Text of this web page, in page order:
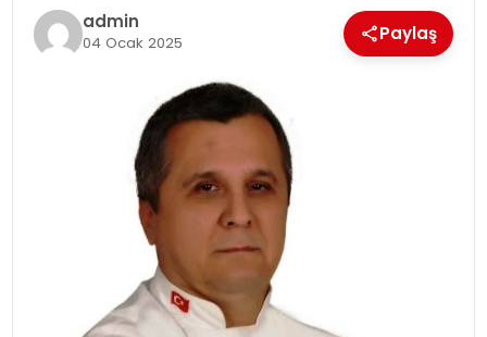
admin
04 Ocak 2025 Paylaş